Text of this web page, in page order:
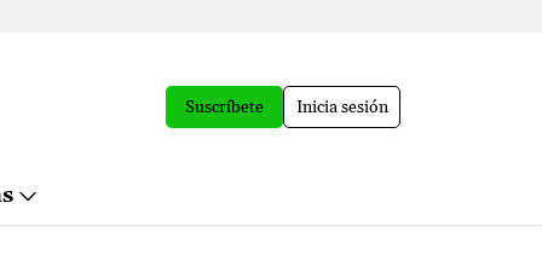
Suscríbete Inicia sesión